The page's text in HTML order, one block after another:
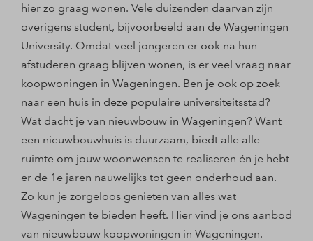
hier zo graag wonen. Vele duizenden daarvan zijn
overigens student, bijvoorbeeld aan de Wageningen
University. Omdat veel jongeren er ook na hun
afstuderen graag blijven wonen, is er veel vraag naar
koopwoningen in Wageningen. Ben je ook op zoek
naar een huis in deze populaire universiteitsstad?
Wat dacht je van nieuwbouw in Wageningen? Want
een nieuwbouwhuis is duurzaam, biedt alle alle
ruimte om jouw woonwensen te realiseren én je hebt
er de 1e jaren nauwelijks tot geen onderhoud aan.
Zo kun je zorgeloos genieten van alles wat
Wageningen te bieden heeft. Hier vind je ons aanbod
van nieuwbouw koopwoningen in Wageningen.